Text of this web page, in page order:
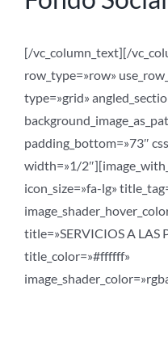
[/vc_column_text][/
row_type=»row»
type=»grid»
padding_bottom=»73″
width=»1/
icon_size=»fa-lg»
title=»SERVICIOS A LAS
title_color=»#ffffff»